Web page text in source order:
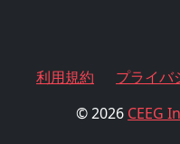
利用規約 プライバ
© 2026 CEEG